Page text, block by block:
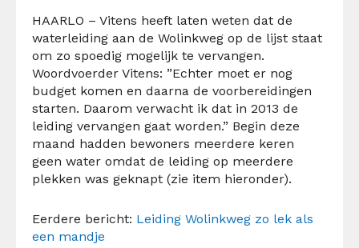
HAARLO – Vitens heeft laten weten dat de
waterleiding aan de Wolinkweg op de lijst staat
om zo spoedig mogelijk te vervangen.
Woordvoerder Vitens: ”Echter moet er nog
budget komen en daarna de voorbereidingen
starten. Daarom verwacht ik dat in 2013 de
leiding vervangen gaat worden.” Begin deze
maand hadden bewoners meerdere keren
geen water omdat de leiding op meerdere
plekken was geknapt (zie item hieronder).
Eerdere bericht: Leiding Wolinkweg zo lek als
een mandje